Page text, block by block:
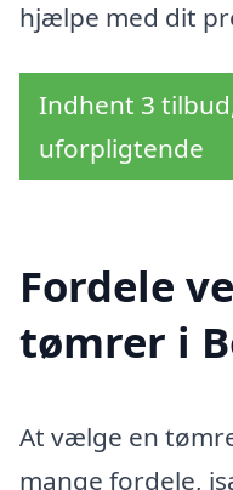
hjælpe med dit
Indhent 3
uforpligtende
Fordele
tømrer i
At vælge en
mange fordele,